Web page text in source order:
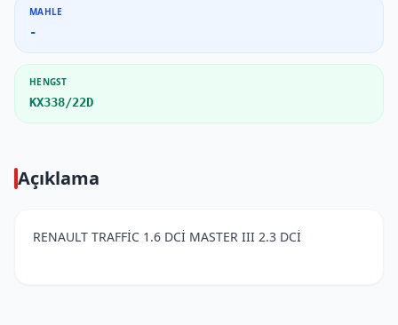
MAHLE
-
HENGST
KX338/22D
Açıklama
RENAULT TRAFFİC 1.6 DCİ MASTER III 2.3 DCİ